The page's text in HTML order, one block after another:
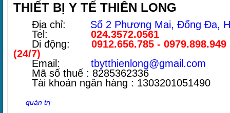
THIẾT BỊ Y TẾ THIÊN LONG
Địa chỉ: Số 2 Phương Mai, Đống Đa,
Tel: 024.3572.0561
Di động: 0912.656.785 - 0979.898.949
(24/7)
Email: tbytthienlong@gmail.com
Mã số thuế : 8285362336
Tài khoản ngân hàng : 1303201051490
quản trị